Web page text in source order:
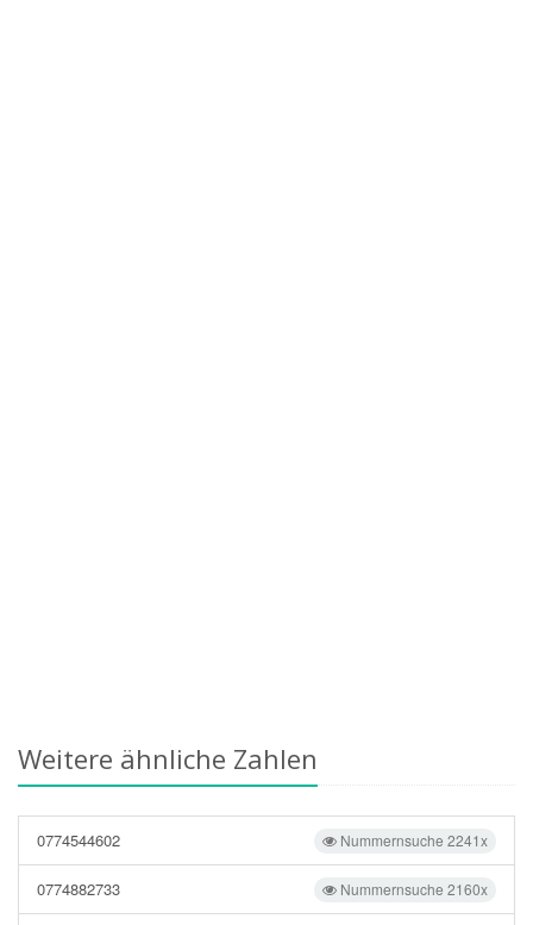
Weitere ähnliche Zahlen
Nummernsuche 2241x
0774544602
Nummernsuche 2160x
0774882733